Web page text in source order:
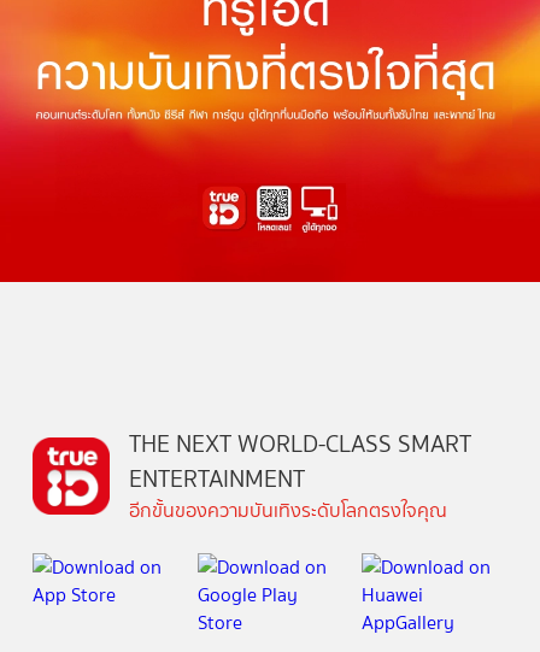
THE NEXT WORLD-CLASS SMART
ENTERTAINMENT
อีกขั้นของความบันเทิงระดับโลกตรงใจคุณ